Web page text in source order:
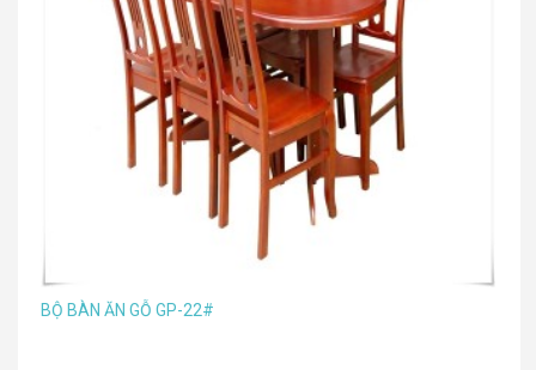
BỘ BÀN ĂN GỖ GP-22#